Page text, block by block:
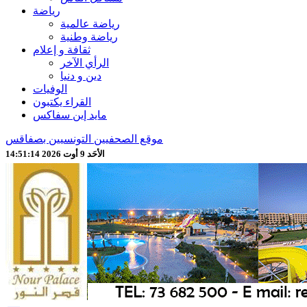
رياضة
رياضة عالمية
رياضة وطنية
ثقافة و إعلام
الرأي الآخر
دين و دنيا
الوفيات
القراء يكتبون
مايد إين سفاكس
موقع الصحفيين التونسيين بصفاقس
الأحَد 9 أوت 2026 14:51:17